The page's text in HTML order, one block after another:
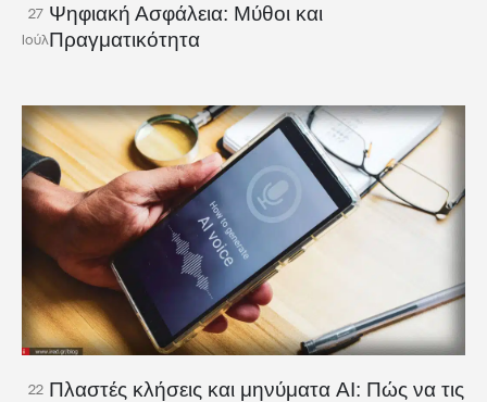
27
Ιούλ
Ψηφιακή Ασφάλεια: Μύθοι και
Πραγματικότητα
22 Πλαστές κλήσεις και μηνύματα AI: Πώς να τις